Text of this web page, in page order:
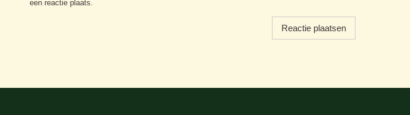
een reactie plaats.